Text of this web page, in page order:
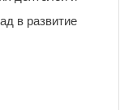
в развитие